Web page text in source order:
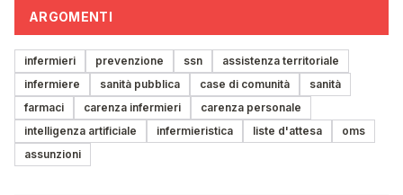
ARGOMENTI
infermieri prevenzione ssn
assistenza territoriale
infermiere
sanità pubblica case di comunità
sanità
farmaci
carenza infermieri
carenza personale
intelligenza artificiale
infermieristica liste d'attesa
oms
assunzioni